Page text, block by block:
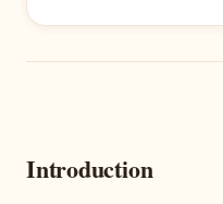
Introduction